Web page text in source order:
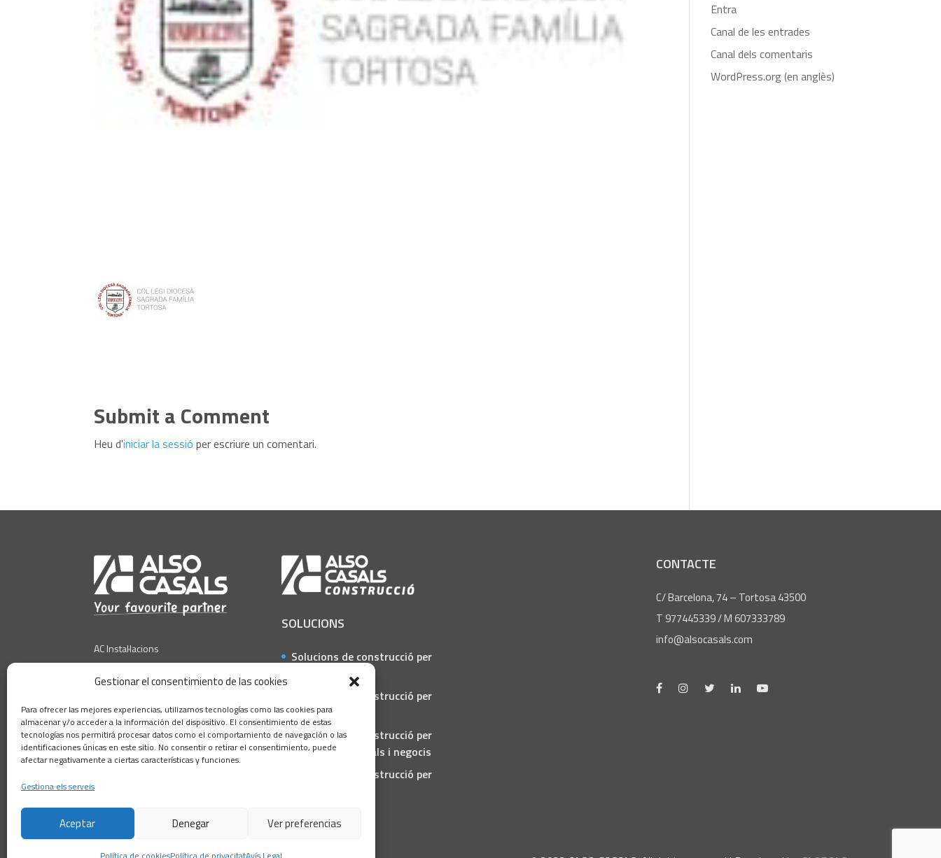
Gestionar el consentimiento de las cookies
Para ofrecer las mejores experiencias, utilizamos tecnologías como las cookies para
almacenar y/o acceder a la información del dispositivo. El consentimiento de estas
tecnologías nos permitirá procesar datos como el comportamiento de navegación o las
identificaciones únicas en este sitio. No consentir o retirar el consentimiento, puede
afectar negativamente a ciertas características y funciones.
Gestiona els serveis
Aceptar Denegar Ver preferencias
Submit a Comment
Heu d'iniciar la sessió per escriure un comentari.
Entra
Canal de les entrades
Canal dels comentaris
WordPress.org (en anglès)
AC Instal·lacions
AC Amiant
AC Ferros Coll de l´Alba
SOLUCIONS
Solucions de construcció per
a obra pública
Solucions de construcció per
la indústria
Solucions de construcció per
a locals comercials i negocis
Solucions de construcció per
CONTACTE
C/ Barcelona, 74 – Tortosa 43500
T 977445339 / M 607333789
info@alsocasals.com